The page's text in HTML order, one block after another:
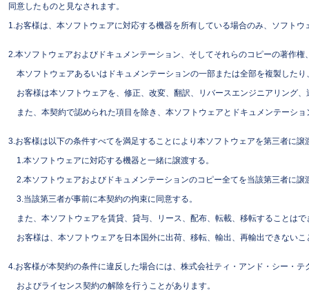
同意したものと見なされます。
1.お客様は、本ソフトウェアに対応する機器を所有している場合のみ、ソフト
2.本ソフトウェアおよびドキュメンテーション、そしてそれらのコピーの著作
本ソフトウェアあるいはドキュメンテーションの一部または全部を複製した
お客様は本ソフトウェアを、修正、改変、翻訳、リバースエンジニアリング
また、本契約で認められた項目を除き、本ソフトウェアとドキュメンテーシ
3.お客様は以下の条件すべてを満足することにより本ソフトウェアを第三者に譲
1.本ソフトウェアに対応する機器と一緒に譲渡する。
2.本ソフトウェアおよびドキュメンテーションのコピー全てを当該第三者に
3.当該第三者が事前に本契約の拘束に同意する。
また、本ソフトウェアを賃貸、貸与、リース、配布、転載、移転することはで
お客様は、本ソフトウェアを日本国外に出荷、移転、輸出、再輸出できない
4.お客様が本契約の条件に違反した場合には、株式会社ティ・アンド・シー・
およびライセンス契約の解除を行うことがあります。